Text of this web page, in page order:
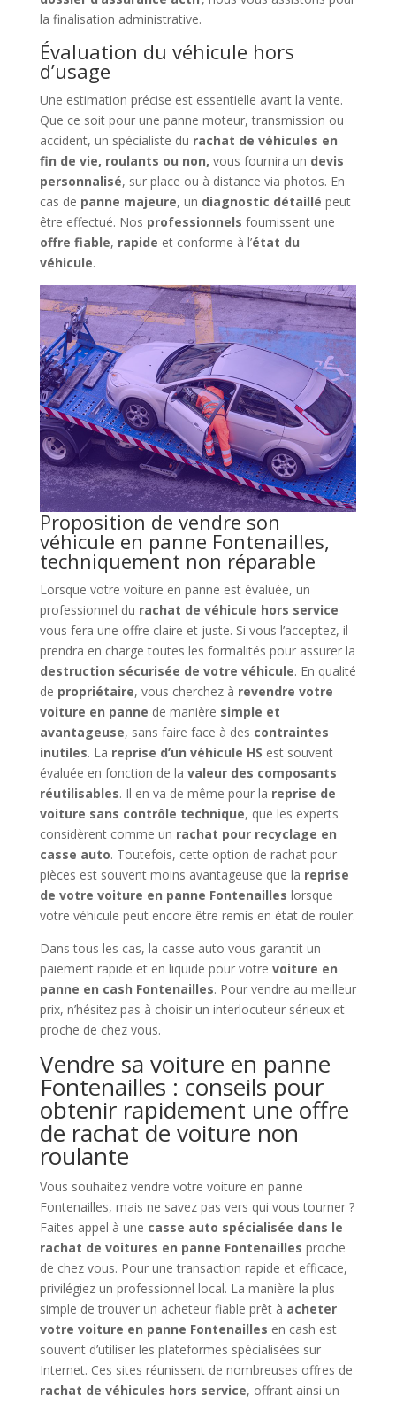
la finalisation administrative.
Évaluation du véhicule hors
d’usage
Une estimation précise est essentielle avant la vente.
Que ce soit pour une panne moteur, transmission ou
accident, un spécialiste du rachat de véhicules en
fin de vie, roulants ou non, vous fournira un devis
personnalisé, sur place ou à distance via photos. En
cas de panne majeure, un diagnostic détaillé peut
être effectué. Nos professionnels fournissent une
offre fiable, rapide et conforme à l’état du
véhicule.
Proposition de vendre son
véhicule en panne Fontenailles,
techniquement non réparable
Lorsque votre voiture en panne est évaluée, un
professionnel du rachat de véhicule hors service
vous fera une offre claire et juste. Si vous l’acceptez, il
prendra en charge toutes les formalités pour assurer la
destruction sécurisée de votre véhicule. En qualité
de propriétaire, vous cherchez à revendre votre
voiture en panne de manière simple et
avantageuse, sans faire face à des contraintes
inutiles. La reprise d’un véhicule HS est souvent
évaluée en fonction de la valeur des composants
réutilisables. Il en va de même pour la reprise de
voiture sans contrôle technique, que les experts
considèrent comme un rachat pour recyclage en
casse auto. Toutefois, cette option de rachat pour
pièces est souvent moins avantageuse que la reprise
de votre voiture en panne Fontenailles lorsque
votre véhicule peut encore être remis en état de rouler.
Dans tous les cas, la casse auto vous garantit un
paiement rapide et en liquide pour votre voiture en
panne en cash Fontenailles. Pour vendre au meilleur
prix, n’hésitez pas à choisir un interlocuteur sérieux et
proche de chez vous.
Vendre sa voiture en panne
Fontenailles : conseils pour
obtenir rapidement une offre
de rachat de voiture non
roulante
Vous souhaitez vendre votre voiture en panne
Fontenailles, mais ne savez pas vers qui vous tourner ?
Faites appel à une casse auto spécialisée dans le
rachat de voitures en panne Fontenailles proche
de chez vous. Pour une transaction rapide et efficace,
privilégiez un professionnel local. La manière la plus
simple de trouver un acheteur fiable prêt à acheter
votre voiture en panne Fontenailles en cash est
souvent d’utiliser les plateformes spécialisées sur
Internet. Ces sites réunissent de nombreuses offres de
rachat de véhicules hors service, offrant ainsi un